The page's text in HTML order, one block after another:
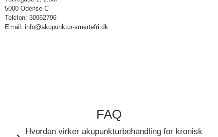
5000 Odense C
Telefon: 30952796
Email: info@akupunktur-smertefri.dk
FAQ
Hvordan virker akupunkturbehandling for kronisk